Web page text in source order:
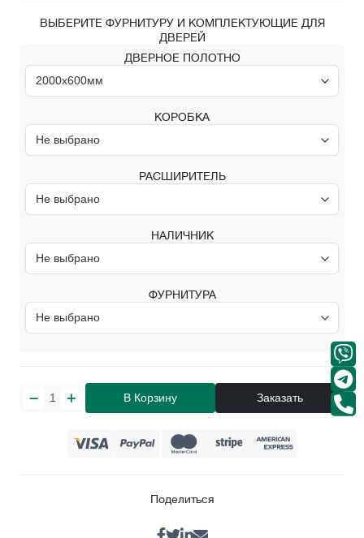
ВЫБЕРИТЕ ФУРНИТУРУ И КОМПЛЕКТУЮЩИЕ ДЛЯ
ДВЕРЕЙ
ДВЕРНОЕ ПОЛОТНО
КОРОБКА
РАСШИРИТЕЛЬ
НАЛИЧНИК
ФУРНИТУРА
В Корзину Заказать
Поделиться